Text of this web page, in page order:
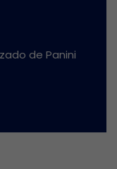
de Panini